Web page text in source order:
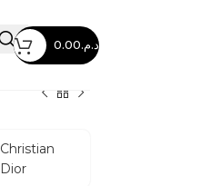
د.م.0.00
Christian
Dior